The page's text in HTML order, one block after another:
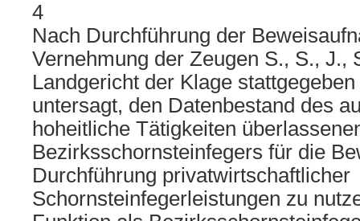
4
Nach Durchführung der
Vernehmung der Zeugen S., S., J.,
Landgericht der Klage
untersagt, den Datenbestand des
hoheitliche Tätigkeiten
Bezirksschornsteinfegers für die
Durchführung privatwirtschaftlicher
Schornsteinfegerleistungen zu